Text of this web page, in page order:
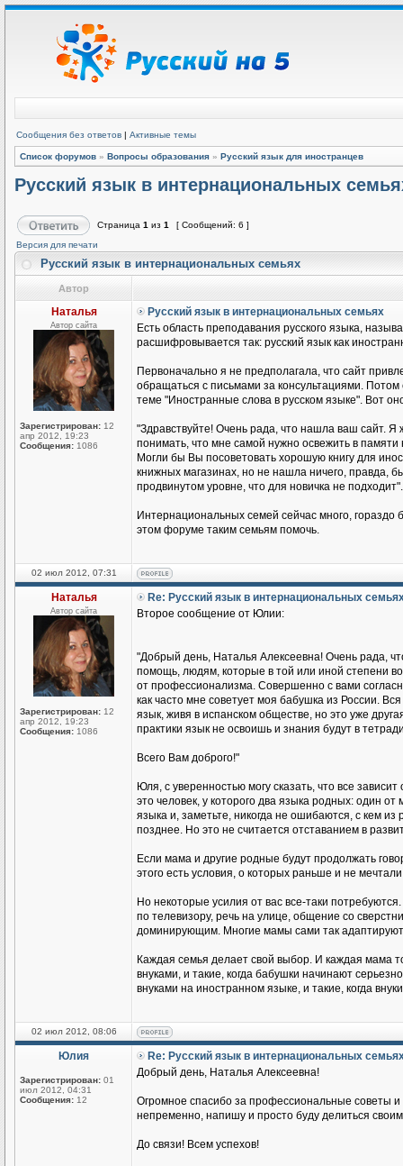
Сообщения без ответов | Активные темы
Список форумов » Вопросы образования » Русский язык для иностранцев
Русский язык в интернациональных
Страница 1 из 1
[ Сообщений: 6 ]
Версия для печати
Русский язык в интернациональных семьях
Автор
Наталья
Автор сайта
Зарегистрирован: 12
апр 2012, 19:23
Сообщения: 1086
Русский язык в интернациональных семьях
Есть область преподавания русского языка,
расшифровывается так: русский язык как
Первоначально я не предполагала, что сайт
обращаться с письмами за консультациями.
теме "Иностранные слова в русском языке". Вот
"Здравствуйте! Очень рада, что нашла ваш сайт. Я
понимать, что мне самой нужно освежить в памяти
Могли бы Вы посоветовать хорошую книгу для
книжных магазинах, но не нашла ничего, правда,
продвинутом уровне, что для новичка не подходит".
Интернациональных семей сейчас много,
этом форуме таким семьям помочь.
02 июл 2012, 07:31
Наталья
Автор сайта
Зарегистрирован: 12
апр 2012, 19:23
Сообщения: 1086
Re: Русский язык в интернациональных
Второе сообщение от Юлии:
"Добрый день, Наталья Алексеевна! Очень рада,
помощь, людям, которые в той или иной степени
от профессионализма. Совершенно с вами
как часто мне советует моя бабушка из России.
язык, живя в испанском обществе, но это уже
практики язык не освоишь и знания будут в
Всего Вам доброго!"
Юля, с уверенностью могу сказать, что все
это человек, у которого два языка родных: один
языка и, заметьте, никогда не ошибаются, с кем из
позднее. Но это не считается отставанием в
Если мама и другие родные будут продолжать
этого есть условия, о которых раньше и не
Но некоторые усилия от вас все-таки
по телевизору, речь на улице, общение со
доминирующим. Многие мамы сами так
Каждая семья делает свой выбор. И каждая мама
внуками, и такие, когда бабушки начинают
внуками на иностранном языке, и такие, когда
02 июл 2012, 08:06
Юлия
Зарегистрирован: 01
июл 2012, 04:31
Сообщения: 12
Re: Русский язык в интернациональных
Добрый день, Наталья Алексеевна!
Огромное спасибо за профессиональные советы
непременно, напишу и просто буду делиться
До связи! Всем успехов!